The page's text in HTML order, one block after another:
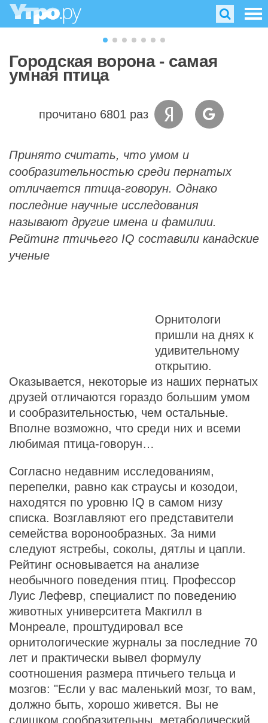
Городская ворона - самая
умная птица
прочитано 6801 раз
Принято считать, что умом и
сообразительностью среди пернатых
отличается птица-говорун. Однако
последние научные исследования
называют другие имена и фамилии.
Рейтинг птичьего IQ составили канадские
ученые
Орнитологи
пришли на днях к
удивительному
открытию.
Оказывается, некоторые из наших пернатых
друзей отличаются гораздо большим умом
и сообразительностью, чем остальные.
Вполне возможно, что среди них и всеми
любимая птица-говорун…
Согласно недавним исследованиям,
перепелки, равно как страусы и козодои,
находятся по уровню IQ в самом низу
списка. Возглавляют его представители
семейства воронообразных. За ними
следуют ястребы, соколы, дятлы и цапли.
Рейтинг основывается на анализе
необычного поведения птиц. Профессор
Луис Лефевр, специалист по поведению
животных университета Макгилл в
Монреале, проштудировал все
орнитологические журналы за последние 70
лет и практически вывел формулу
соотношения размера птичьего тельца и
мозгов: "Если у вас маленький мозг, то вам,
должно быть, хорошо живется. Вы не
слишком сообразительны, метаболический